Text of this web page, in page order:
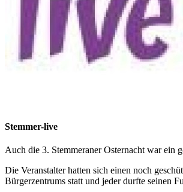
Stemmer-live
Auch die 3. Stemmeraner Osternacht war ein
Die Veranstalter hatten sich einen noch
Bürgerzentrums statt und jeder durfte seinen